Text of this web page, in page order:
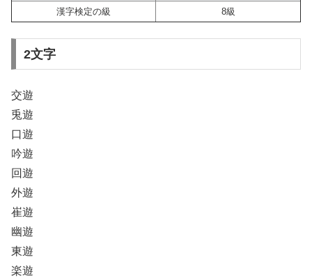
漢字検定の級
8級
2文字
交遊
兎遊
口遊
吟遊
回遊
外遊
崔遊
幽遊
東遊
楽遊